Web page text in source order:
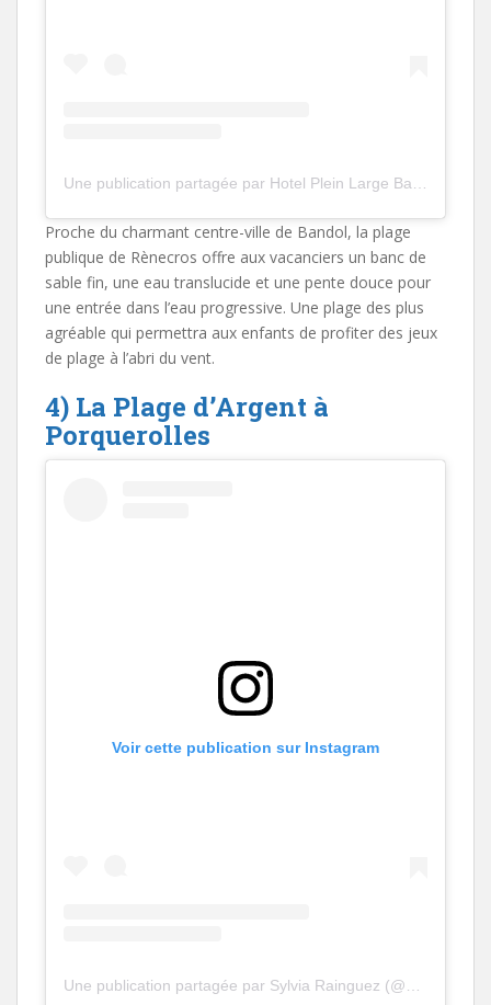
Une publication partagée par Hotel Plein Large Bandol (@hotelpleinlarge)
Proche du charmant centre-ville de Bandol, la plage
publique de Rènecros offre aux vacanciers un banc de
sable fin, une eau translucide et une pente douce pour
une entrée dans l’eau progressive. Une plage des plus
agréable qui permettra aux enfants de profiter des jeux
de plage à l’abri du vent.
4) La Plage d’Argent à
Porquerolles
Voir cette publication sur Instagram